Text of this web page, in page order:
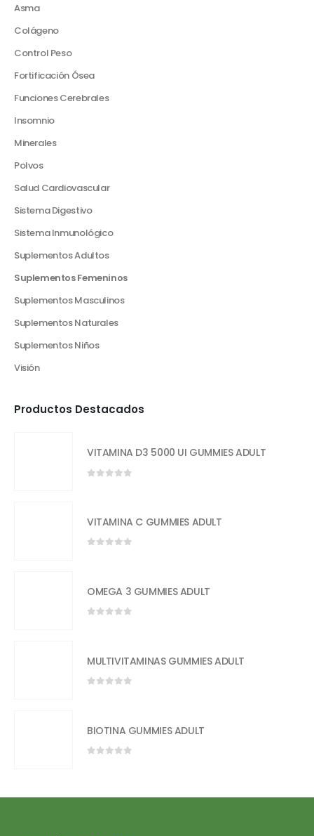
Asma
Colágeno
Control Peso
Fortificación Ósea
Funciones Cerebrales
Insomnio
Minerales
Polvos
Salud Cardiovascular
Sistema Digestivo
Sistema Inmunológico
Suplementos Adultos
Suplementos Femeninos
Suplementos Masculinos
Suplementos Naturales
Suplementos Niños
Visión
Productos Destacados
VITAMINA D3 5000 UI GUMMIES ADULT
VITAMINA C GUMMIES ADULT
OMEGA 3 GUMMIES ADULT
MULTIVITAMINAS GUMMIES ADULT
BIOTINA GUMMIES ADULT